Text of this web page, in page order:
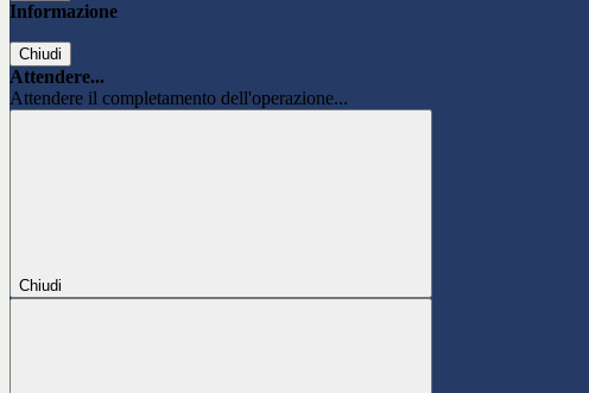
Informazione
Chiudi
Attendere...
Attendere il completamento dell'operazione...
Chiudi